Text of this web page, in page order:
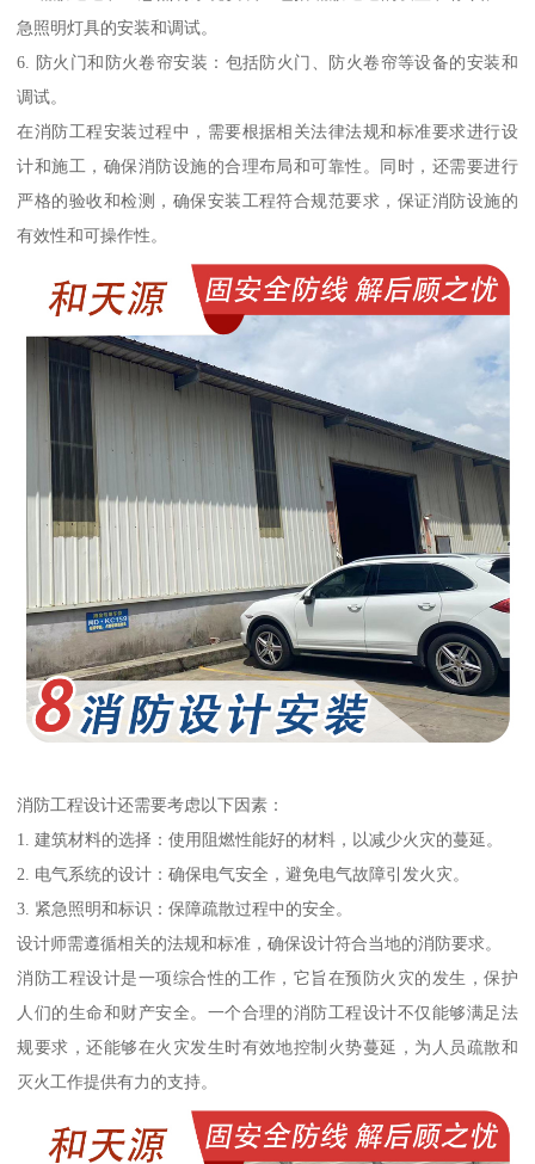
急照明灯具的安装和调试。
6. 防火门和防火卷帘安装：包括防火门、防火卷帘等设备的安装和
调试。
在消防工程安装过程中，需要根据相关法律法规和标准要求进行设
计和施工，确保消防设施的合理布局和可靠性。同时，还需要进行
严格的验收和检测，确保安装工程符合规范要求，保证消防设施的
有效性和可操作性。
消防工程设计还需要考虑以下因素：
1. 建筑材料的选择：使用阻燃性能好的材料，以减少火灾的蔓延。
2. 电气系统的设计：确保电气安全，避免电气故障引发火灾。
3. 紧急照明和标识：保障疏散过程中的安全。
设计师需遵循相关的法规和标准，确保设计符合当地的消防要求。
消防工程设计是一项综合性的工作，它旨在预防火灾的发生，保护
人们的生命和财产安全。一个合理的消防工程设计不仅能够满足法
规要求，还能够在火灾发生时有效地控制火势蔓延，为人员疏散和
灭火工作提供有力的支持。